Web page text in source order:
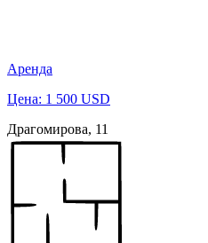
Аренда
Цена: 1 500 USD
Драгомирова, 11